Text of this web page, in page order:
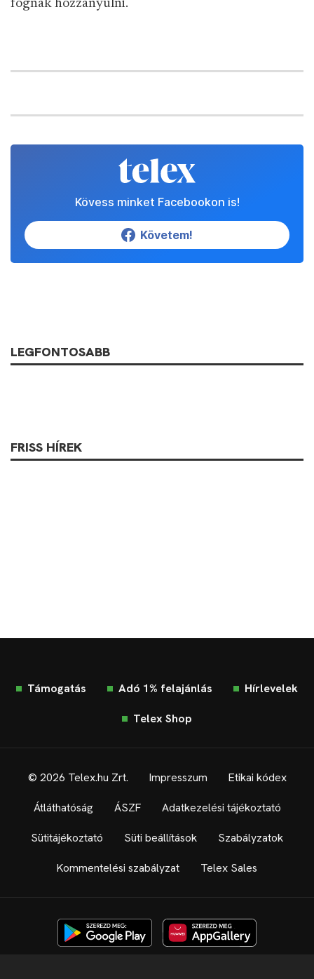
fognak hozzányúlni.
Kövess minket Facebookon is!
Követem!
LEGFONTOSABB
FRISS HÍREK
Támogatás Adó 1% felajánlás Hírlevelek
Telex Shop
© 2026 Telex.hu Zrt. Impresszum Etikai kódex
Átláthatóság ÁSZF Adatkezelési tájékoztató
Sütitájékoztató Süti beállítások Szabályzatok
Kommentelési szabályzat Telex Sales